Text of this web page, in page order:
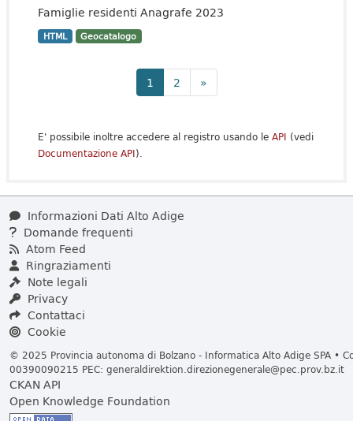
Famiglie residenti Anagrafe 2023
HTML Geocatalogo
1 2 »
E' possibile inoltre accedere al registro usando le API (vedi
Documentazione API).
Informazioni Dati Alto Adige
Domande frequenti
Atom Feed
Ringraziamenti
Note legali
Privacy
Contattaci
Cookie
© 2025 Provincia autonoma di Bolzano - Informatica Alto Adige SPA •
00390090215 PEC: generaldirektion.direzionegenerale@pec.prov.bz.it
CKAN API
Open Knowledge Foundation